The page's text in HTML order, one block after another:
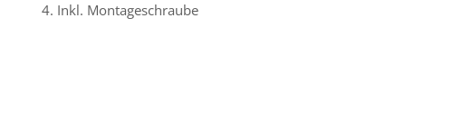
Inkl. Montageschraube